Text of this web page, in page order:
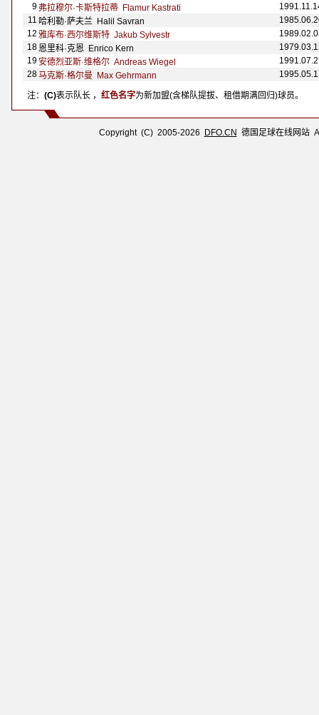
9 弗拉穆尔·卡斯特拉蒂 Flamur Kastrati
11 哈利勒·萨夫兰 Halil Savran
12 雅库布·西尔维斯特 Jakub Sylvestr
18恩里科·克恩 Enrico Kern
19安德烈亚斯·维格尔 Andreas Wiegel
28马克斯·格尔曼 Max Gehrmann
注： (C)表示队长 ， 红色名字为新加盟(含梯队提拔、租借期满回归)球员。
Copyright (C) 2005-2026 DFO.CN 德国足球在线网站